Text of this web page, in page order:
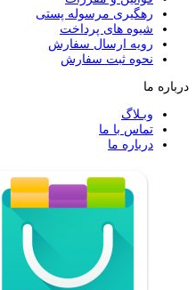
رهگیری مرسوله پستی
شیوه های پرداخت
رویه ارسال سفارش
نحوه ثبت سفارش
درباره ما
وبـلاگ
تماس با ما
درباره ما